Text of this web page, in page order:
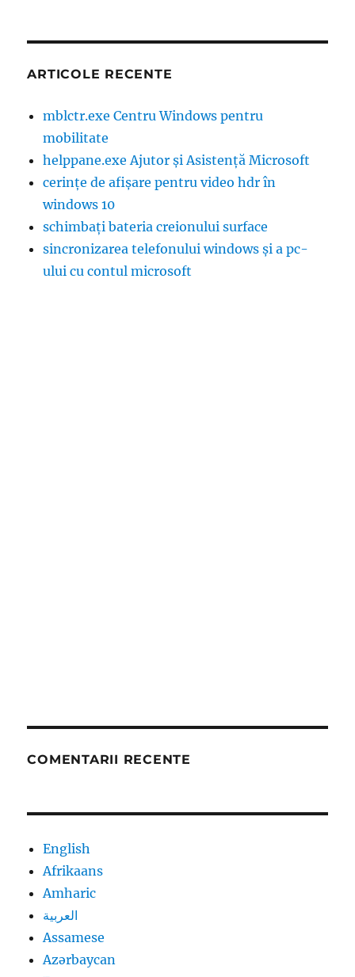
ARTICOLE RECENTE
mblctr.exe Centru Windows pentru
mobilitate
helppane.exe Ajutor și Asistență Microsoft
cerințe de afișare pentru video hdr în
windows 10
schimbați bateria creionului surface
sincronizarea telefonului windows și a pc-
ului cu contul microsoft
COMENTARII RECENTE
English
Afrikaans
Amharic
العربية
Assamese
Azərbaycan